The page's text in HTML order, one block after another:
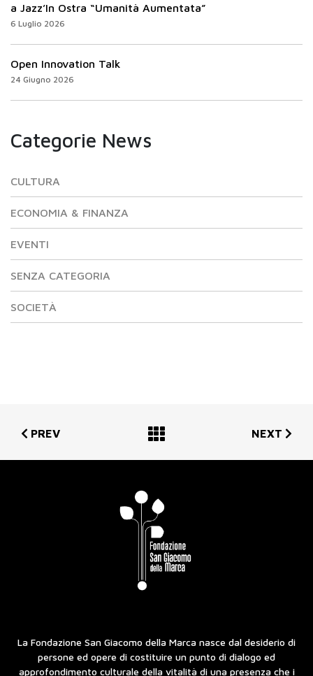
a Jazz’In Ostra “Umanità Aumentata”
6 Luglio 2026
Open Innovation Talk
24 Giugno 2026
Categorie News
CULTURA
ECONOMIA & FINANZA
EVENTI
SENZA CATEGORIA
SOCIETÀ
PREV NEXT
La Fondazione San Giacomo della Marca nasce dal desiderio di
persone ed opere di costituire un punto di dialogo ed
approfondimento culturale della vitalità di una presenza che i